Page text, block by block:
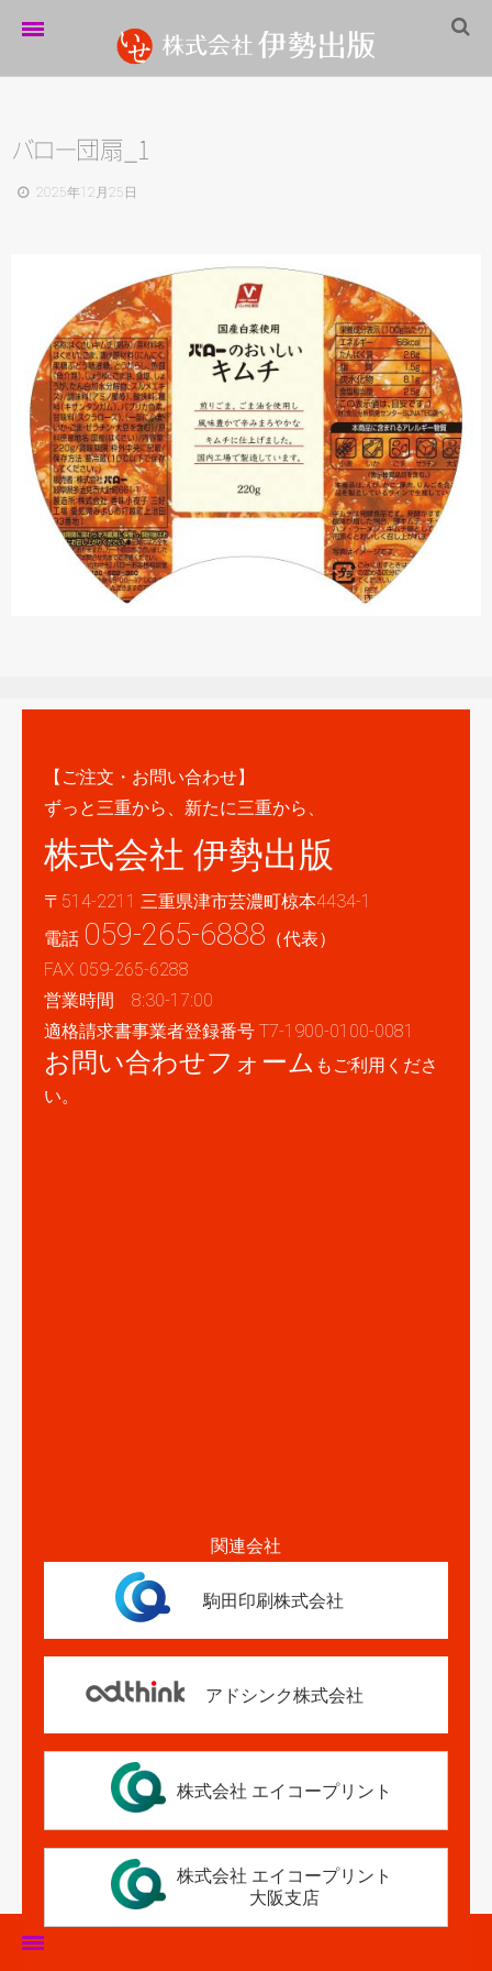
伊勢出版だより
営業案内
採用情報
パートナーシップ
お問い合わせ
サイトマップ
バロー団扇_1
2025年12月25日
【ご注文・お問い合わせ】
ずっと三重から、新たに三重から、
株式会社 伊勢出版
〒514-2211 三重県津市芸濃町椋本4434-1
電話 059-265-6888 （代表）
FAX 059-265-6288
営業時間 8:30-17:00
適格請求書事業者登録番号 T7-1900-0100-0081
お問い合わせフォーム もご利用くださ
い。
関連会社
駒田印刷株式会社
アドシンク株式会社
株式会社 エイコープリント
株式会社 エイコープリント
大阪支店